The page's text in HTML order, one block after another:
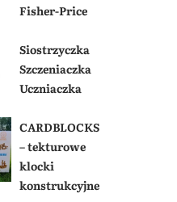
Fisher-Price
Siostrzyczka
Szczeniaczka
Uczniaczka
CARDBLOCKS
– tekturowe
klocki
konstrukcyjne